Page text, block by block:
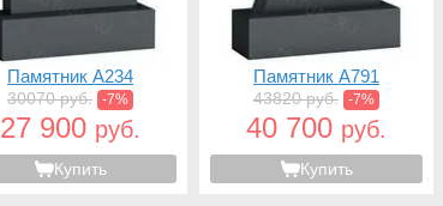
Памятник A234
30070 руб. -7%
27 900 руб.
Купить
Памятник A791
43820 руб. -7%
40 700 руб.
Купить